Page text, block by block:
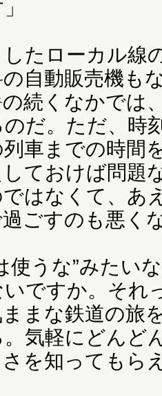
たローカル線
自動販売機も
の続くなかでは
だ。ただ、時
車までの時間
ておけば問題
はなくて、あ
ごすのも悪く
使うな”みたい
ですか。それ
まな鉄道の旅
気軽にどんど
を知ってもら